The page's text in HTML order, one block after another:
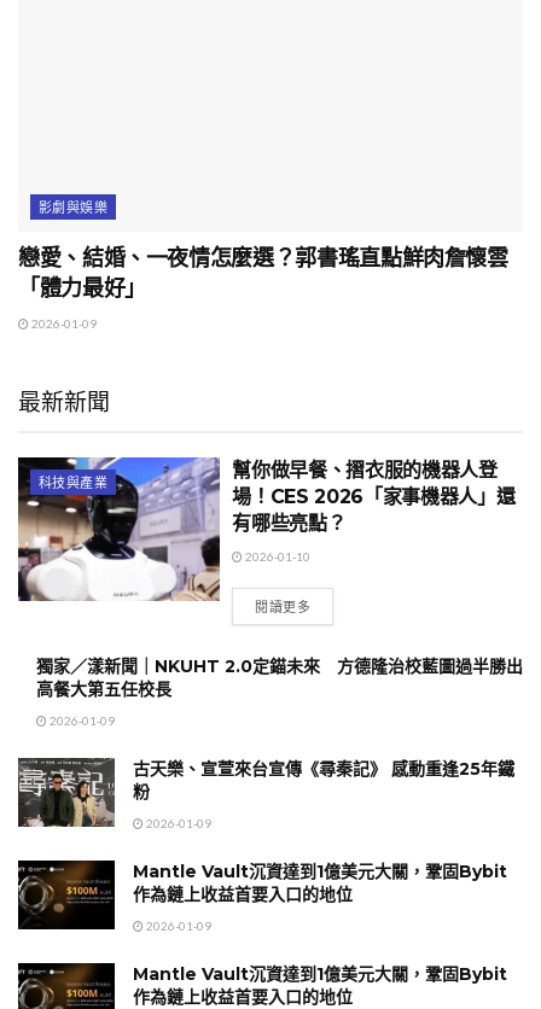
影劇與娛樂
戀愛、結婚、一夜情怎麼選？郭書瑤直點鮮肉詹懷雲
「體力最好」
2026-01-09
最新新聞
科技與產業
幫你做早餐、摺衣服的機器人登
場！CES 2026「家事機器人」還
有哪些亮點？
2026-01-10
閱讀更多
獨家／漾新聞｜NKUHT 2.0定錨未來 方德隆治校藍圖過半勝出
高餐大第五任校長
2026-01-09
古天樂、宣萱來台宣傳《尋秦記》 感動重逢25年鐵
粉
2026-01-09
Mantle Vault沉資達到1億美元大關，鞏固Bybit
作為鏈上收益首要入口的地位
2026-01-09
Mantle Vault沉資達到1億美元大關，鞏固Bybit
作為鏈上收益首要入口的地位